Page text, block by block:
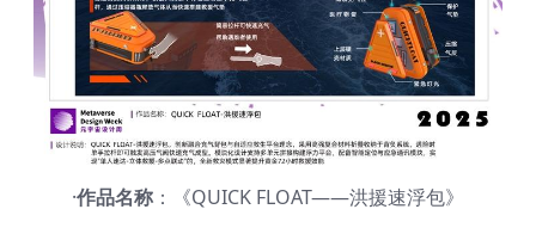
·作品名称 ：《QUICK FLOAT——洪援速浮包》